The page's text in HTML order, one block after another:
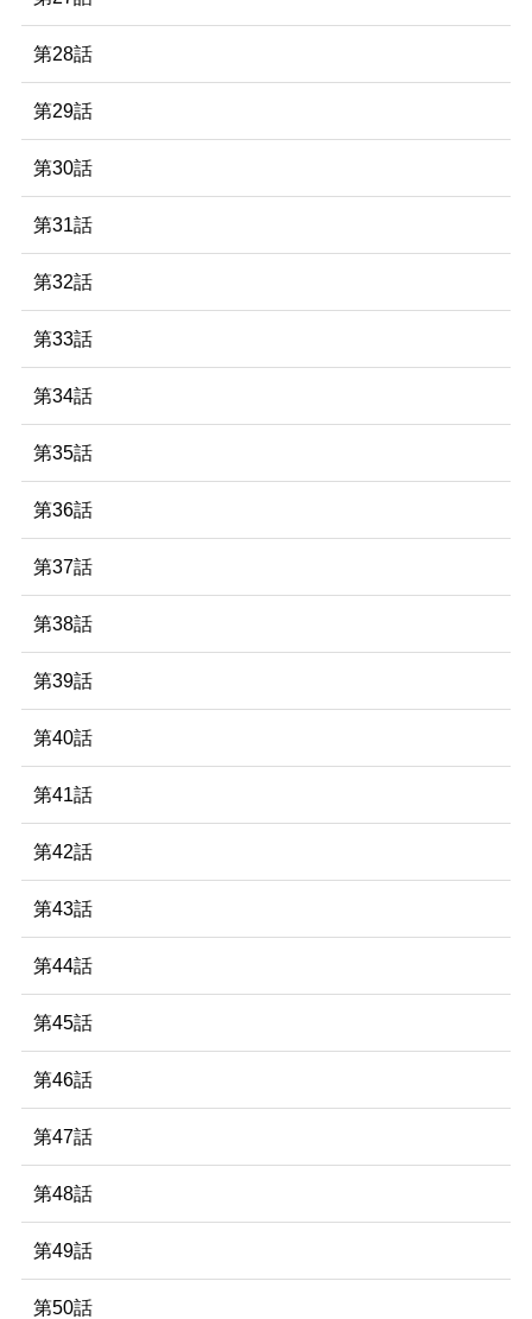
第28話
第29話
第30話
第31話
第32話
第33話
第34話
第35話
第36話
第37話
第38話
第39話
第40話
第41話
第42話
第43話
第44話
第45話
第46話
第47話
第48話
第49話
第50話